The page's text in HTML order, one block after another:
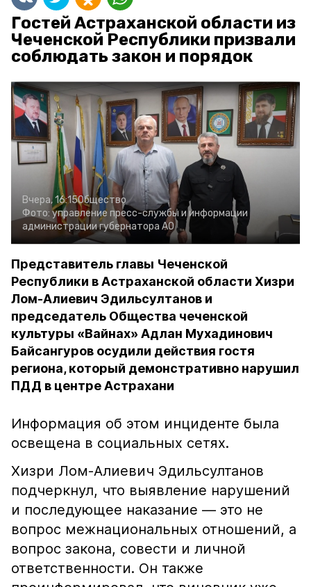
Гостей Астраханской области из
Чеченской Республики призвали
соблюдать закон и порядок
Вчера, 16:15Общество
Фото: управление пресс-службы и информации
администрации губернатора АО
Представитель главы Чеченской
Республики в Астраханской области Хизри
Лом-Алиевич Эдильсултанов и
председатель Общества чеченской
культуры «Вайнах» Адлан Мухадинович
Байсангуров осудили действия гостя
региона, который демонстративно нарушил
ПДД в центре Астрахани
Информация об этом инциденте была
освещена в социальных сетях.
Хизри Лом-Алиевич Эдильсултанов
подчеркнул, что выявление нарушений
и последующее наказание — это не
вопрос межнациональных отношений, а
вопрос закона, совести и личной
ответственности. Он также